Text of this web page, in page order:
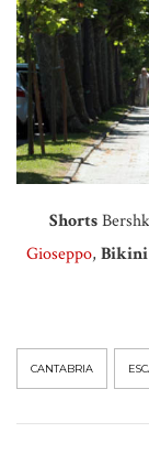
Shorts
Gioseppo, Bikini
CANTABRIA